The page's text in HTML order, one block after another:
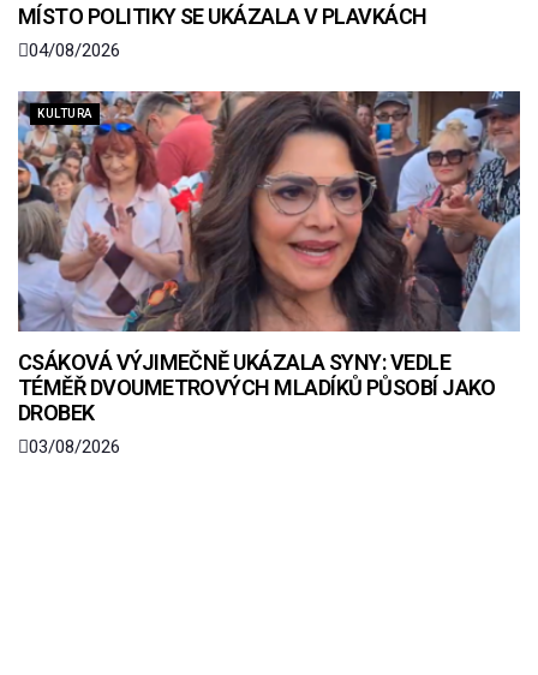
MÍSTO POLITIKY SE UKÁZALA V PLAVKÁCH
04/08/2026
KULTURA
CSÁKOVÁ VÝJIMEČNĚ UKÁZALA SYNY: VEDLE
TÉMĚŘ DVOUMETROVÝCH MLADÍKŮ PŮSOBÍ JAKO
DROBEK
03/08/2026